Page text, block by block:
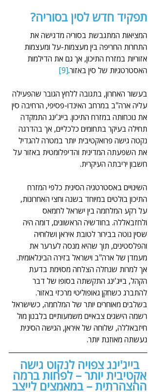
תפקיד חדש לסין בסוריה?
המציאות המתגבשת בסוריה מדגישה את
התחרות החריפה בין מעצמות-על ומעצמות
אזוריות במזרח התיכון, אך גם את הדילמות
האסטרטגיות של סין באזור.[9]
בעשור האחרון, בתגובה ללחץ הגובר שהפעילה
עליה ארה"ב במרחב האינדו-פסיפי, הרחיבה סין
את נוכחותה במזרח התיכון. בייג'ינג התמקדה
תחילה בעיקר בתחומים כלכליים, אך בהדרגה
נקטה גישה פרואקטיבית יותר במטרה להגדיל
את השפעתה המדינית והדיפלומטית באזור על
חשבון יריבתה העיקרית.
השינויים באסטרטגיה הסינית כלפי המזרח
התיכון בולטים במיוחד בשנה וחצי האחרונות,
על רקע המלחמה בין ישראל לחמאס
ולחזבאללה. בחודשיה הראשונים, דומה היה
שסין נוטה בבירור לטובת איראן ושלוּחיה
והפלסטינים, תוך שהיא מנסה לערער את
מעמדן של ארה"ב וישראל בזירה הבינלאומית.
אך למרות שנחלה הצלחה מסוימת בדעת
הקהל, בייג'ינג התקשתה בסופו של דבר
להתברג כשחקן גאופוליטי מרכזי באזור.
בשלבים מאוחרים יותר של המלחמה, כשישראל
רשמה הישגים צבאיים משמעותיים בלבנון מול
חיזבאללה, שלוחהּ של איראן, הגישה הסינית
נעשתה מאוזנת יותר.
בייג'ינג צפויה לנקוט גישה
אקטיבית יותר – לפחות ברמה
ההצהרתית – במאמצים לייצב